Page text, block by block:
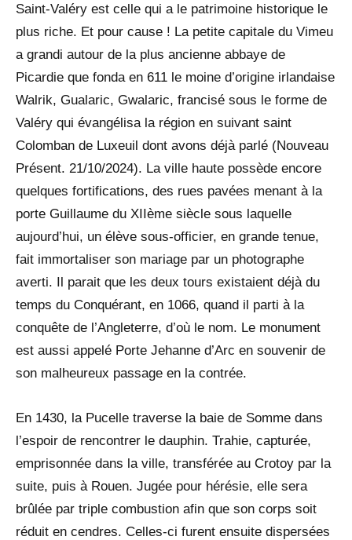
Saint-Valéry est celle qui a le patrimoine historique le
plus riche. Et pour cause ! La petite capitale du Vimeu
a grandi autour de la plus ancienne abbaye de
Picardie que fonda en 611 le moine d’origine irlandaise
Walrik, Gualaric, Gwalaric, francisé sous le forme de
Valéry qui évangélisa la région en suivant saint
Colomban de Luxeuil dont avons déjà parlé (Nouveau
Présent. 21/10/2024). La ville haute possède encore
quelques fortifications, des rues pavées menant à la
porte Guillaume du XIIème siècle sous laquelle
aujourd’hui, un élève sous-officier, en grande tenue,
fait immortaliser son mariage par un photographe
averti. Il parait que les deux tours existaient déjà du
temps du Conquérant, en 1066, quand il parti à la
conquête de l’Angleterre, d’où le nom. Le monument
est aussi appelé Porte Jehanne d’Arc en souvenir de
son malheureux passage en la contrée.
En 1430, la Pucelle traverse la baie de Somme dans
l’espoir de rencontrer le dauphin. Trahie, capturée,
emprisonnée dans la ville, transférée au Crotoy par la
suite, puis à Rouen. Jugée pour hérésie, elle sera
brûlée par triple combustion afin que son corps soit
réduit en cendres. Celles-ci furent ensuite dispersées